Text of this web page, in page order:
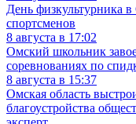
День физкультурника
спортсменов
8 августа в 17:02
Омский школьник
соревнованиях по
8 августа в 15:37
Омская область
благоустройства